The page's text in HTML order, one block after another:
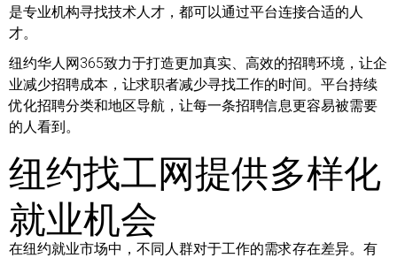
是专业机构寻找技术人才，都可以通过平台连接合适的人
才。
纽约华人网365致力于打造更加真实、高效的招聘环境，让企
业减少招聘成本，让求职者减少寻找工作的时间。平台持续
优化招聘分类和地区导航，让每一条招聘信息更容易被需要
的人看到。
纽约找工网提供多样化
就业机会
在纽约就业市场中，不同人群对于工作的需求存在差异。有